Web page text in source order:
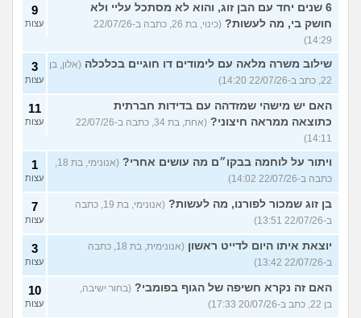
6 שנים יחד עם הבן זוג, והוא לא מסתכל עליי ולא
חושק בי, מה לעשות?
(כינוי, בת 26, כתבה ב-22/07/26
14:29)
9
עצות
שילוב משרה מלאה עם לימודים דו חוגיים בכלכלה (אלון, בן
22, כתב ב-22/07/26 14:20)
3
עצות
האם יש מישהי שמזדהה עם בדידות חברתית
כתוצאה ממראה חיצוני?
(אחת, בת 34, כתבה ב-22/07/26
14:11)
11
עצות
ויתור על לוחמה בבקו״ם מה עושים אחרי?
(אנונימי, בת 18,
כתבה ב-22/07/26 14:02)
1
עצות
בן זוג שמכור לפורנו, מה לעשות?
(אנונימי, בת 19, כתבה
ב-22/07/26 13:51)
7
עצות
יוצאת איתו היום לדייט ראשון
(אנונימית, בת 18, כתבה
ב-22/07/26 13:42)
3
עצות
האם זה נקרא חשיפה של הגוף בפומבי? (בחור ישיבה,
בן 22, כתב ב-20/07/26 17:33)
10
עצות